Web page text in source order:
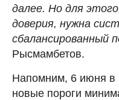
далее. Но для
доверия, нужна
сбалансированный
Рысмамбетов.
Напомним, 6 июня в
новые пороги